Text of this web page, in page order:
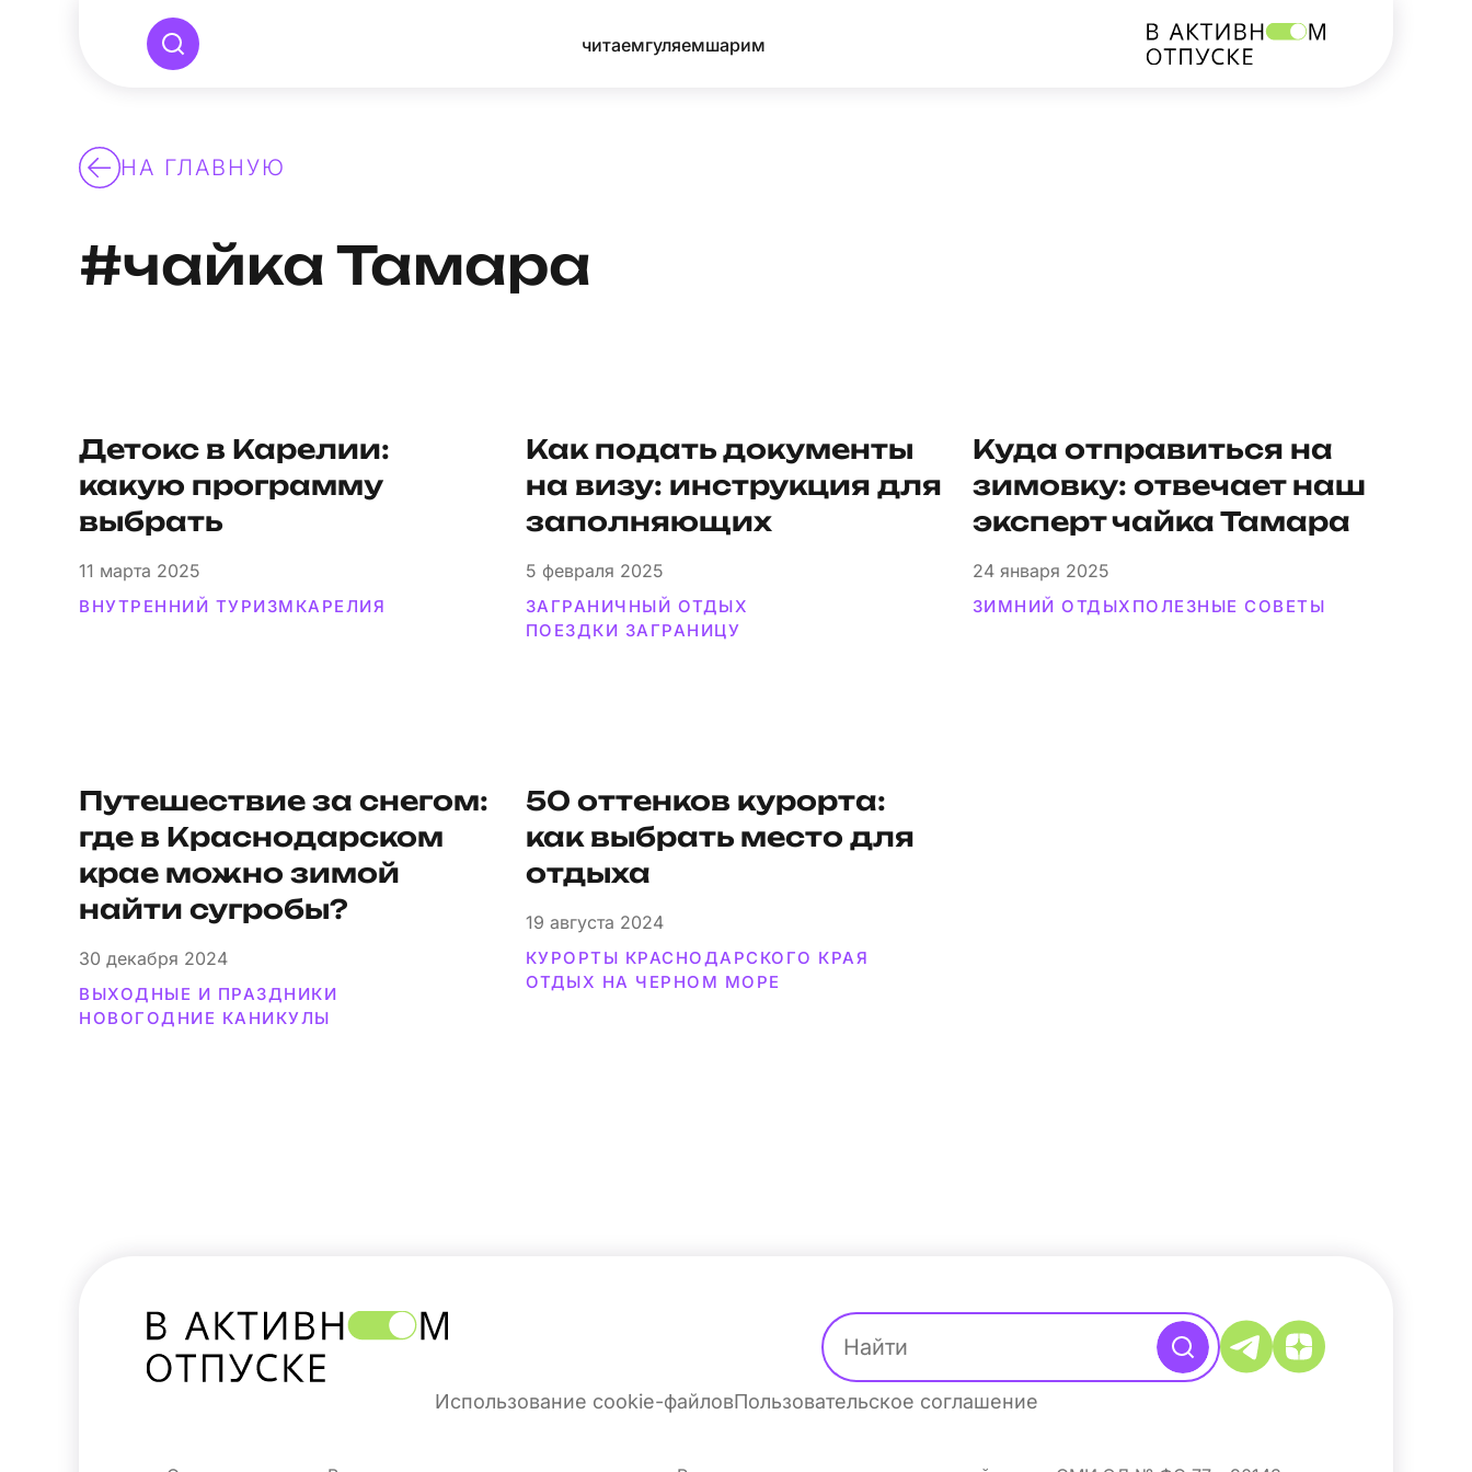
читаемгуляемшарим
НА ГЛАВНУЮ
#чайка Тамара
Детокс в Карелии:
какую программу
выбрать
11 марта 2025
ВНУТРЕННИЙ ТУРИЗМ КАРЕЛИЯ
Как подать документы
на визу: инструкция для
заполняющих
5 февраля 2025
ЗАГРАНИЧНЫЙ ОТДЫХ
ПОЕЗДКИ ЗАГРАНИЦУ
Куда отправиться на
зимовку: отвечает наш
эксперт чайка Тамара
24января 2025
ЗИМНИЙ ОТДЫХ ПОЛЕЗНЫЕ СОВЕТЫ
Путешествие за снегом:
где в Краснодарском
крае можно зимой
найти сугробы?
30 декабря 2024
ВЫХОДНЫЕ И ПРАЗДНИКИ
НОВОГОДНИЕ КАНИКУЛЫ
50 оттенков курорта:
как выбрать место для
отдыха
19 августа 2024
КУРОРТЫ КРАСНОДАРСКОГО КРАЯ
ОТДЫХ НА ЧЕРНОМ МОРЕ
Использование cookie-файловПользовательское соглашение